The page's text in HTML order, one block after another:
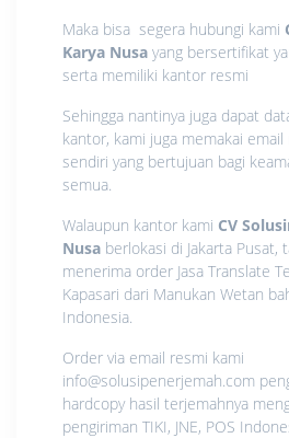
Maka bisa segera hubungi kami
Karya Nusa yang bersertifikat
serta memiliki kantor resmi
Sehingga nantinya juga dapat
kantor, kami juga memakai
sendiri yang bertujuan bagi
semua.
Walaupun kantor kami CV
Nusa berlokasi di Jakarta Pusat,
menerima order Jasa Translate
Kapasari dari Manukan Wetan
Indonesia.
Order via email resmi kami
info@solusipenerjemah.com
hardcopy hasil terjemahnya
pengiriman TIKI, JNE, POS